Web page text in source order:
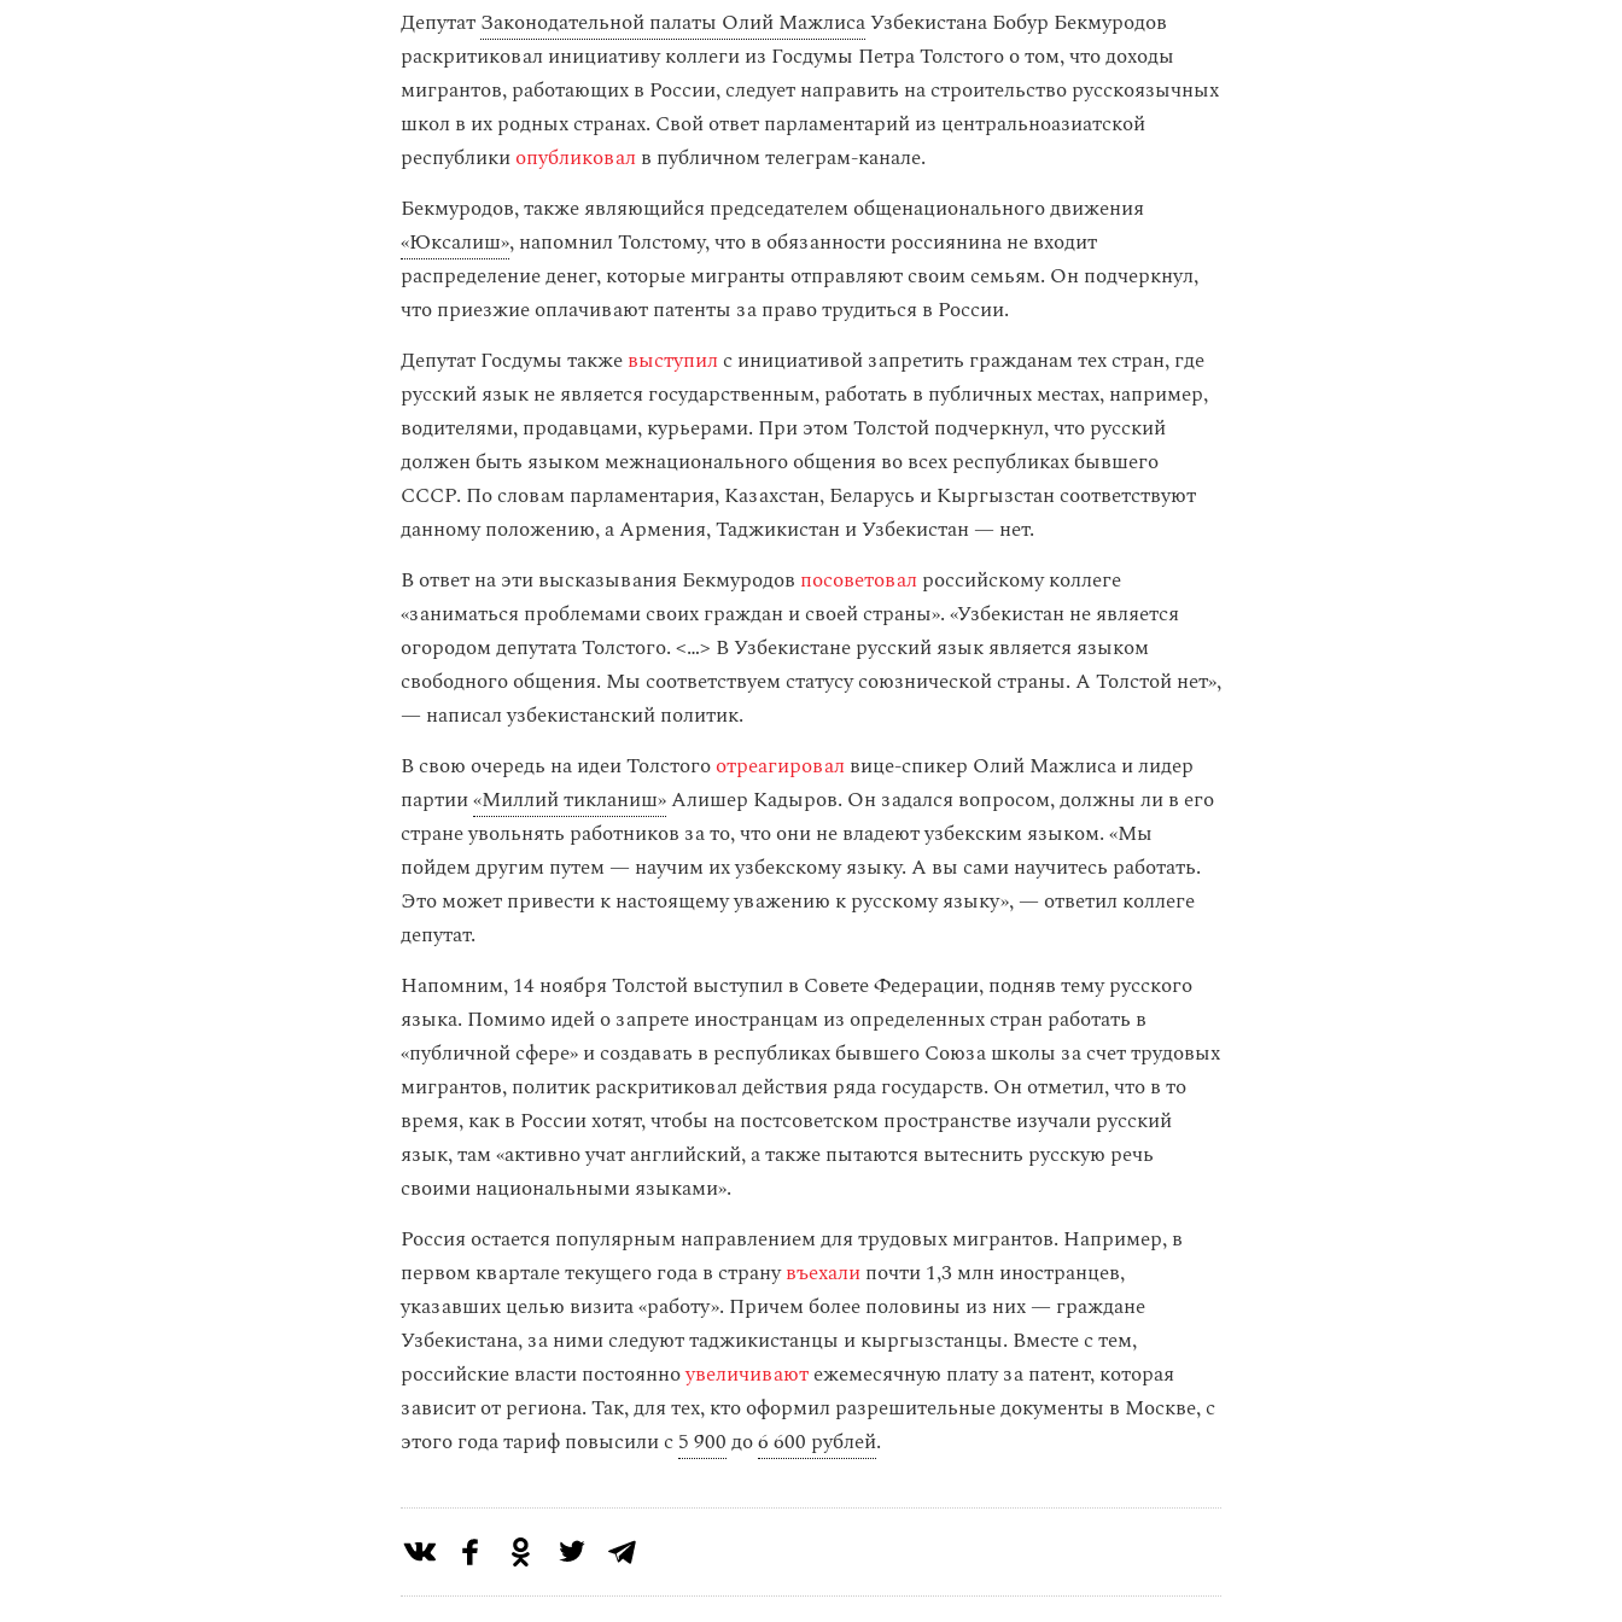
ДепутатЗаконодательной палаты Олий МажлисаУзбекистана Бобур Бекмуродов
раскритиковал инициативу коллеги из Госдумы Петра Толстого о том, что доходы
мигрантов, работающих в России, следует направить на строительство русскоязычных
школ в их родных странах. Свой ответ парламентарий из центральноазиатской
республикиопубликовал в публичном телеграм-канале.
Бекмуродов, также являющийся председателем общенационального движения
«Юксалиш», напомнил Толстому, что в обязанности россиянина не входит
распределение денег, которые мигранты отправляют своим семьям. Он подчеркнул,
что приезжие оплачивают патенты за право трудиться в России.
Депутат Госдумы такжевыступилс инициативой запретить гражданам тех стран, где
русский язык не является государственным, работать в публичных местах, например,
водителями, продавцами, курьерами. При этом Толстой подчеркнул, что русский
должен быть языком межнационального общения во всех республиках бывшего
СССР. По словам парламентария, Казахстан, Беларусь и Кыргызстан соответствуют
данному положению, а Армения, Таджикистан и Узбекистан — нет.
В ответ на эти высказывания Бекмуродов посоветовал российскому коллеге
«заниматься проблемами своих граждан и своей страны». «Узбекистан не является
огородом депутата Толстого. <…> В Узбекистане русский язык является языком
свободного общения. Мы соответствуем статусу союзнической страны. А Толстой нет»,
— написал узбекистанский политик.
В свою очередь на идеи Толстогоотреагировал вице-спикер Олий Мажлиса и лидер
партии«Миллий тикланиш»Алишер Кадыров. Он задался вопросом, должны ли в его
стране увольнять работников за то, что они не владеют узбекским языком. «Мы
пойдем другим путем — научим их узбекскому языку. А вы сами научитесь работать.
Это может привести к настоящему уважению к русскому языку», — ответил коллеге
депутат.
Напомним, 14 ноября Толстой выступил в Совете Федерации, подняв тему русского
языка. Помимо идей о запрете иностранцам из определенных стран работать в
«публичной сфере» и создавать в республиках бывшего Союза школы за счет трудовых
мигрантов, политик раскритиковал действия ряда государств. Он отметил, что в то
время, как в России хотят, чтобы на постсоветском пространстве изучали русский
язык, там «активно учат английский, а также пытаются вытеснить русскую речь
своими национальными языками».
Россия остается популярным направлением для трудовых мигрантов. Например, в
первом квартале текущего года в странувъехалипочти 1,3 млн иностранцев,
указавших целью визита «работу». Причем более половины из них — граждане
Узбекистана, за ними следуют таджикистанцы и кыргызстанцы. Вместе с тем,
российские власти постоянноувеличиваютежемесячную плату за патент, которая
зависит от региона. Так, для тех, кто оформил разрешительные документы в Москве, с
этого года тариф повысили с5 900до6 600 рублей.